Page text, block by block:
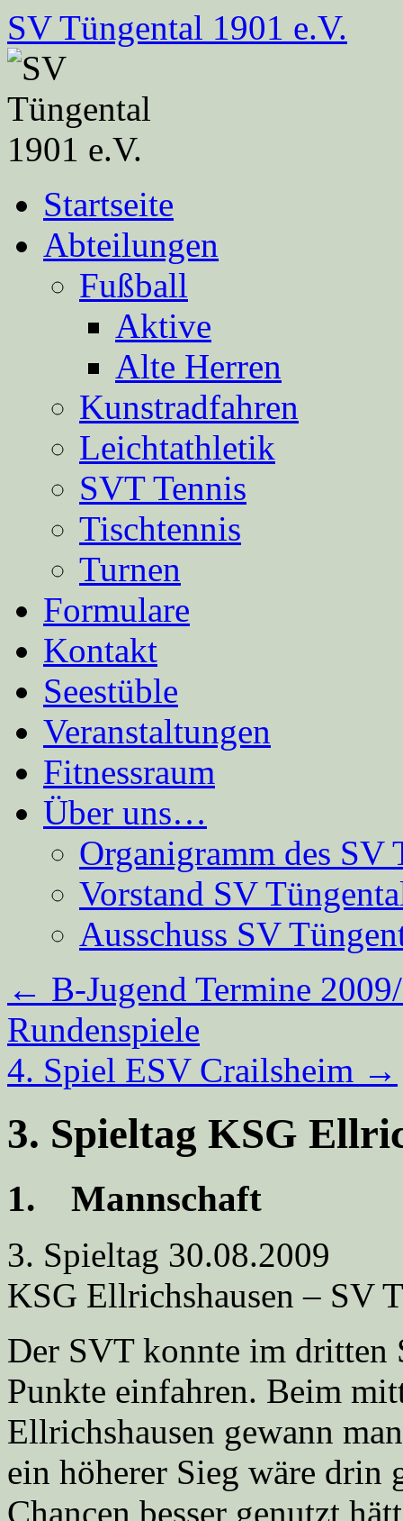
Zum
Inhalt
springen
SV Tüngental 1901 e.V.
Startseite
Abteilungen
Fußball
Aktive
Alte Herren
Kunstradfahren
Leichtathletik
SVT Tennis
Tischtennis
Turnen
Formulare
Kontakt
Seestüble
Veranstaltungen
Fitnessraum
Über uns…
Organigramm des SV
Vorstand SV
Ausschuss SV
← B-Jugend Termine
Rundenspiele
4. Spiel ESV Crailsheim →
3. Spieltag KSG
1. Mannschaft
3. Spieltag 30.08.2009
KSG Ellrichshausen –
Der SVT konnte im dritten
Punkte einfahren. Beim
Ellrichshausen gewann
ein höherer Sieg wäre drin
Chancen besser genutzt